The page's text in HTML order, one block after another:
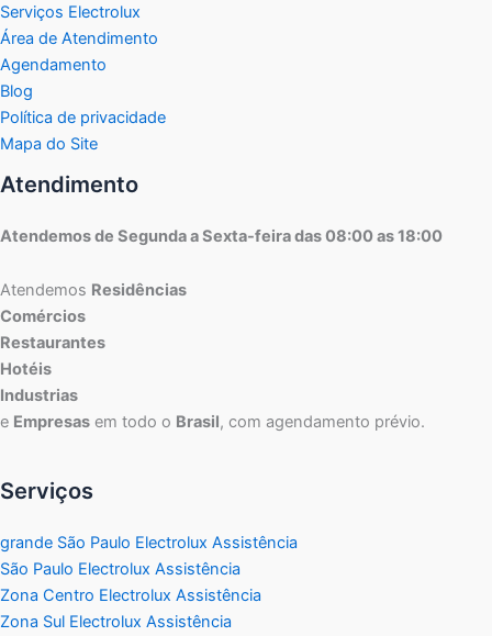
Serviços Electrolux
Área de Atendimento
Agendamento
Blog
Política de privacidade
Mapa do Site
Atendimento
Atendemos de Segunda a Sexta-feira das 08:00 as 18:00
Atendemos Residências
Comércios
Restaurantes
Hotéis
Industrias
e Empresas em todo o Brasil, com agendamento prévio.
Serviços
grande São Paulo Electrolux Assistência
São Paulo Electrolux Assistência
Zona Centro Electrolux Assistência
Zona Sul Electrolux Assistência